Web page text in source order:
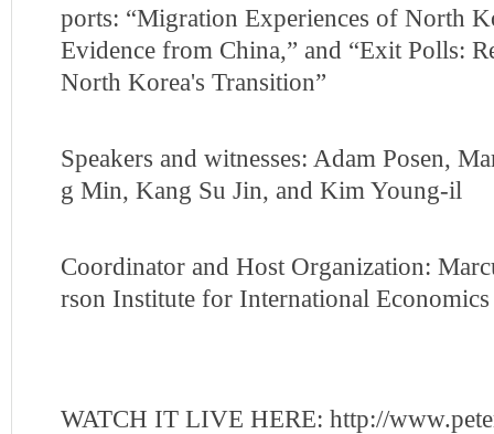
ports: “Migration Experiences of North
Evidence from China,” and “Exit Polls:
North Korea's Transition”
Speakers and witnesses: Adam Posen,
g Min, Kang Su Jin, and Kim Young-il
Coordinator and Host Organization:
rson Institute for International Economics
WATCH IT LIVE HERE: http://